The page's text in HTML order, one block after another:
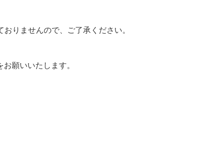
りませんので、ご了承ください。
願いいたします。